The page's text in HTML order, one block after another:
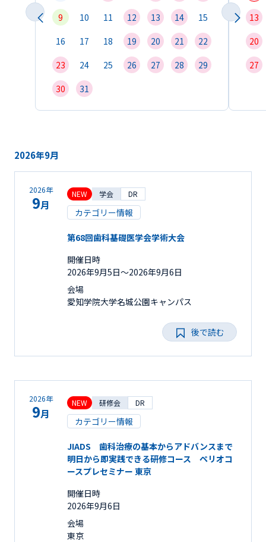
9
10 11 12 13 14
15
16
17 18 19 20 21
22
23
24 25 26 27 28
29
30
31
13
20
27
2026年9月
2026年
9月
NEW 学会 DR
カテゴリー情報
第68回歯科基礎医学会学術大会
開催日時
2026年9月5日〜2026年9月6日
会場
愛知学院大学名城公園キャンパス
後で読む
2026年
9月
NEW 研修会 DR
カテゴリー情報
JIADS 歯科治療の基本からアドバンスまで
明日から即実践できる研修コース ペリオコ
ースプレセミナー 東京
開催日時
2026年9月6日
会場
東京